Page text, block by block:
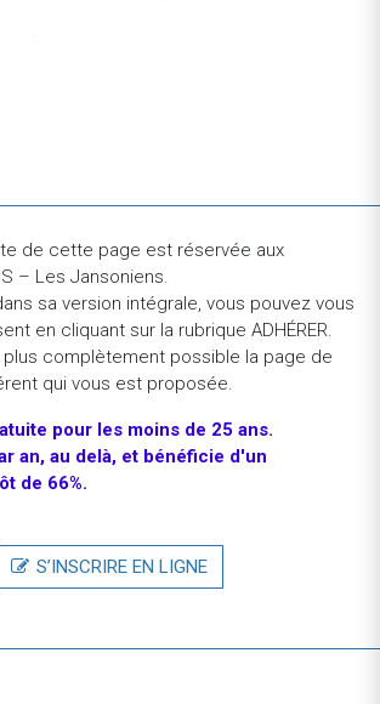
de cette page est réservée aux
– Les Jansoniens.
sa version intégrale, vous pouvez vous
en cliquant sur la rubrique ADHÉRER.
plus complètement possible la page de
qui vous est proposée.
pour les moins de 25 ans.
an, au delà, et bénéficie d'un
de 66%.
S’INSCRIRE EN LIGNE
(France)
chargé d'affaires dette
(France)
6 mois-Juriste-réglementation bancaire
H
(France)
(France)